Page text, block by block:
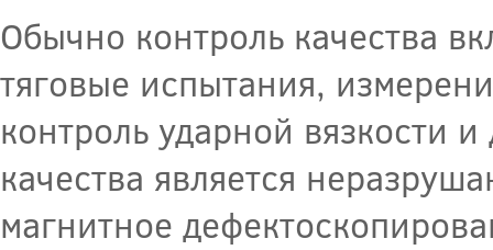
Обычно контроль качества
тяговые испытания,
контроль ударной вязкости
качества является
магнитное